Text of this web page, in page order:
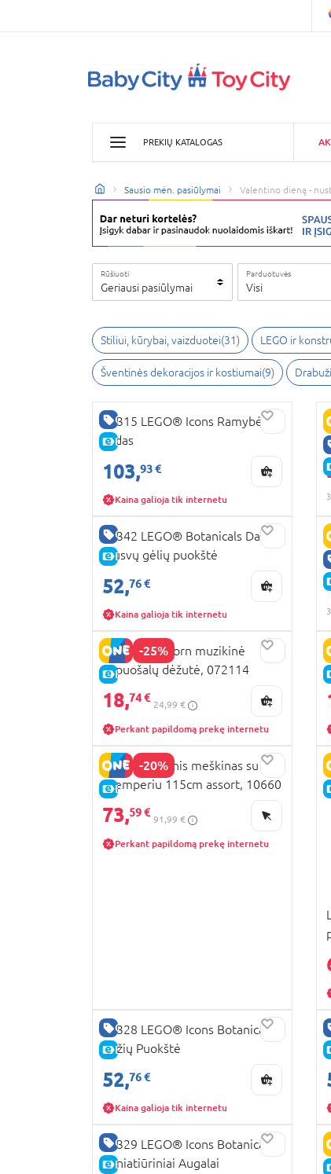
PREKIŲ KATALOGAS
Sausio mėn. pasiūlymai Valentino dieną -
Rūšiuoti
Geriausi pasiūlymai
Parduotuvės
Visi
Stiliui, kūrybai, vaizduotei(31) LEGO ir
Šventinės dekoracijos ir kostiumai(9)
GERA KAINA
E-KAINA
10315 LEGO® Icons Ramybės
sodas
103,93 €
Kaina galioja tik internetu
GERA KAINA
E-KAINA
10342 LEGO® Botanicals Daili
rausvų gėlių puokštė
52,76 €
Kaina galioja tik internetu
-25%
E-KAINA
TOTUM Unicorn muzikinė
papuošalų dėžutė, 072114
18,74 €
24,99 €
Perkant papildomą prekę internetu
-20%
E-KAINA
LLOPIS pliušinis meškinas su
džemperiu 115cm assort, 10660
73,59 €
91,99 €
Perkant papildomą prekę internetu
GERA KAINA
E-KAINA
10328 LEGO® Icons Botanicals
Rožių Puokštė
52,76 €
Kaina galioja tik internetu
GERA KAINA
E-KAINA
10329 LEGO® Icons Botanicals
Miniatiūriniai Augalai